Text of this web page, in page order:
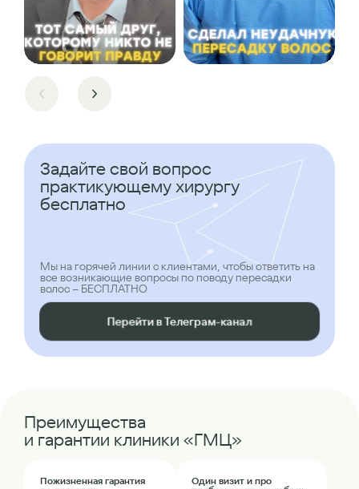
Задайте свой вопрос
практикующему хирургу
бесплатно
Мы на горячей линии с клиентами, чтобы ответить на
все возникающие вопросы по поводу пересадки
волос – БЕСПЛАТНО
Перейти в Телеграм-канал
Преимущества
и гарантии клиники «ГМЦ»
Пожизненная гарантия
Один визит и про